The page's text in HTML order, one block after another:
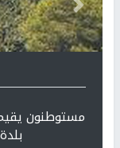
مستوطنون
Previous